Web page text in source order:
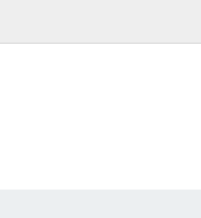
المصرية
حافزًا وقوة